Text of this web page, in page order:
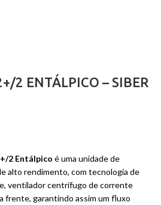
2 ENTÁLPICO – SIBER
2 Entálpico é uma unidade de
alto rendimento, com tecnologia de
ventilador centrífugo de corrente
frente, garantindo assim um fluxo